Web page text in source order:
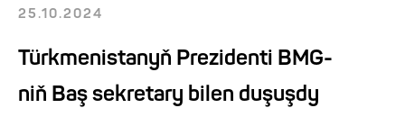
25.10.2024
Türkmenistanyň Prezidenti BMG-
niň Baş sekretary bilen duşuşdy